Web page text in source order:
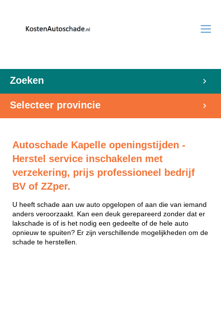
Zoeken
Selecteer provincie
Autoschade Kapelle openingstijden -
Herstel service inschakelen met
verzekering, prijs professioneel bedrijf
BV of ZZper.
U heeft schade aan uw auto opgelopen of aan die van iemand
anders veroorzaakt. Kan een deuk gerepareerd zonder dat er
lakschade is of is het nodig een gedeelte of de hele auto
opnieuw te spuiten? Er zijn verschillende mogelijkheden om de
schade te herstellen.